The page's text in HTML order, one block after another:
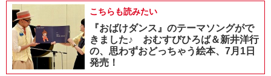
こちらも読みたい
『おばけダンス』のテーマソングがで
きました♪ おむすびひろば＆新井洋行
の、思わずおどっちゃう絵本、7月1日
発売！